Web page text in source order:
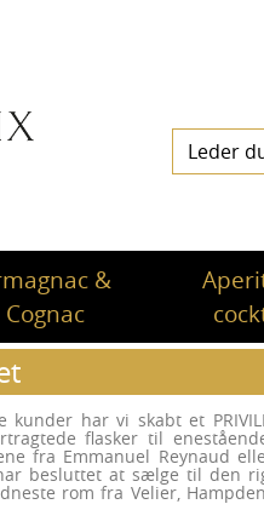
&
Cognac
kunder har vi skabt et
flasker til
fra Emmanuel Reynaud
besluttet at sælge til den
rom fra Velier,